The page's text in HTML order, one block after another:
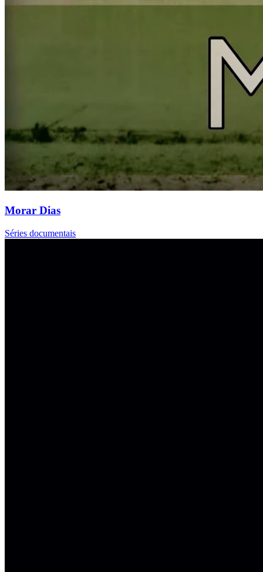
Morar Dias
Séries documentais